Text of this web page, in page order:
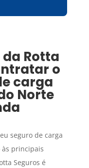
Rotta
o
carga
Norte
seguro de carga
às principais
Seguros é